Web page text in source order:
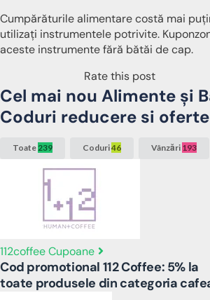
Cumpărăturile alimentare costă mai
utilizați instrumentele potrivite.
aceste instrumente fără bătăi de cap.
Rate this post
Cel mai nou Alimente și
Coduri reducere si oferte
Toate239 Coduri46 Vânzări 193
112coffee Cupoane
Cod promotional 112 Coffee: 5% la
toate produsele din categoria